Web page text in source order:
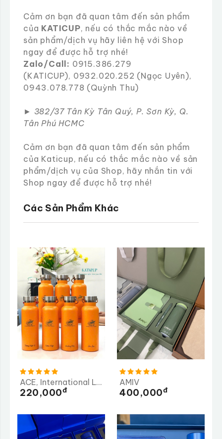
Cảm ơn bạn đã quan tâm đến sản phẩm
của KATICUP, nếu có thắc mắc nào về
sản phẩm/dịch vụ hãy liên hệ với Shop
ngay để được hỗ trợ nhé!
Zalo/Call: 0915.386.279
(KATICUP), 0932.020.252 (Ngọc Uyên),
0943.078.778 (Quỳnh Thu)
► 382/37 Tân Kỳ Tân Quý, P. Sơn Kỳ, Q.
Tân Phú HCMC
Cảm ơn bạn đã quan tâm đến sản phẩm
của Katicup, nếu có thắc mắc nào về sản
phẩm/dịch vụ của Shop, hãy nhắn tin với
Shop ngay để được hỗ trợ nhé!
Các Sản Phẩm Khác
ACE, International Logistics
220,000Đ
AMIV
400,000Đ